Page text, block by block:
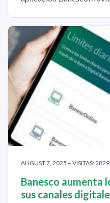
AUGUST 7, 2025 – VISITAS:
Banesco aumenta
sus canales